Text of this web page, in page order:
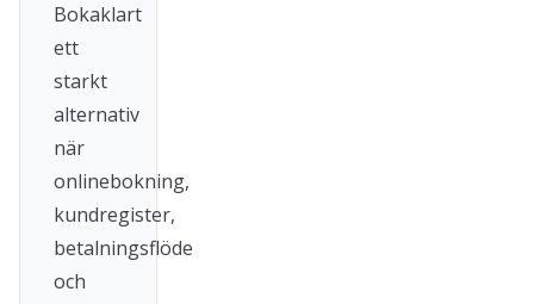
Bokaklart
ett
starkt
alternativ
när
onlinebokning,
kundregister,
betalningsflöde
och